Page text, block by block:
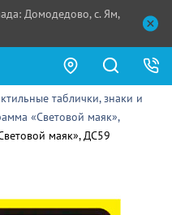
Домодедово, с. Ям,
таблички, знаки и
«Световой маяк»,
маяк», ДС59